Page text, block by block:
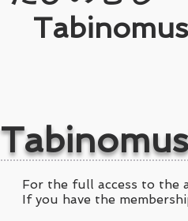
For the full access to the
If you have the